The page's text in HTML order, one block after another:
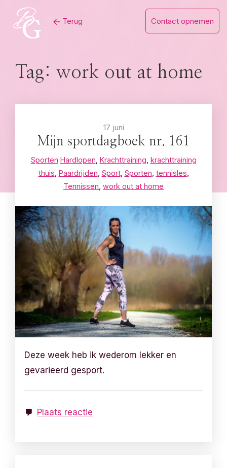
content
Terug Contact opnemen
Tag: work out at home
17 juni
Mijn sportdagboek nr. 161
Sporten Hardlopen Krachttraining krachttraining
thuis Paardrijden Sport, Sporten tennisles
Tennissen work out at home
Deze week heb ik wederom lekker en
gevarieerd gesport.
Plaats reactie